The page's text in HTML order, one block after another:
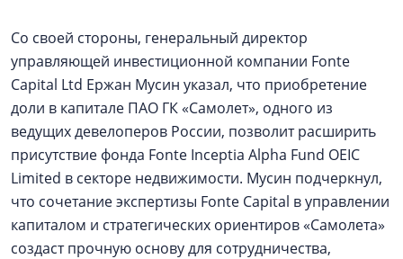
Со своей стороны, генеральный директор
управляющей инвестиционной компании Fonte
Capital Ltd Ержан Мусин указал, что приобретение
доли в капитале ПАО ГК «Самолет», одного из
ведущих девелоперов России, позволит расширить
присутствие фонда Fonte Inceptia Alpha Fund OEIC
Limited в секторе недвижимости. Мусин подчеркнул,
что сочетание экспертизы Fonte Capital в управлении
капиталом и стратегических ориентиров «Самолета»
создаст прочную основу для сотрудничества,